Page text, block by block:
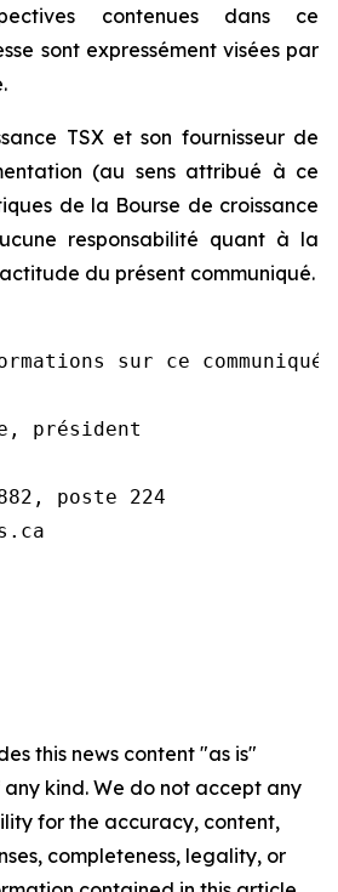
contenues dans ce
sont expressément visées par
TSX et son fournisseur de
(au sens attribué à ce
de la Bourse de croissance
responsabilité quant à la
du présent communiqué.
sur ce
président
poste 224
this news content "as is"
kind. We do not accept any
for the accuracy, content,
completeness, legality, or